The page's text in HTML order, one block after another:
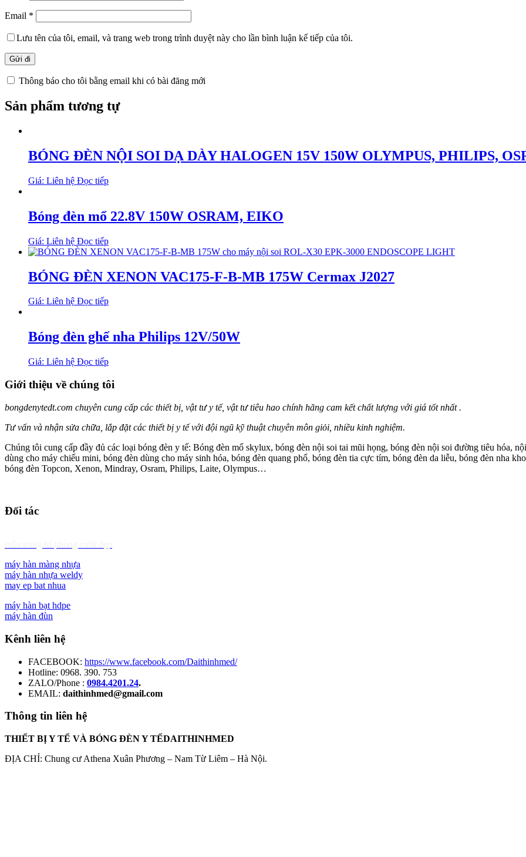
Email *
Lưu tên của tôi, email, và trang web trong trình duyệt này cho lần bình luận kế tiếp của tôi.
Thông báo cho tôi bằng email khi có bài đăng mới
Sản phẩm tương tự
BÓNG ĐÈN NỘI SOI DẠ DÀY HALOGEN 15V 150W OLYMPUS, PHILIPS,
Giá: Liên hệ Đọc tiếp
Bóng đèn mổ 22.8V 150W OSRAM, EIKO
Giá: Liên hệ Đọc tiếp
BÓNG ĐÈN XENON VAC175-F-B-MB 175W Cermax J2027
Giá: Liên hệ Đọc tiếp
Bóng đèn ghế nha Philips 12V/50W
Giá: Liên hệ Đọc tiếp
Giới thiệu về chúng tôi
bongdenytedt.com chuyên cung cấp các thiết bị, vật tư y tế, vật tư tiêu hao chính hãng cam kết chất lượng với giá tốt nhất .
Tư vấn và nhận sửa chữa, lắp đặt các thiết bị y tế với đội ngũ kỹ thuật chuyên môn giỏi, nhiều kinh nghiệm.
Chúng tôi cung cấp đầy đủ các loại bóng đèn y tế: Bóng đèn mổ skylux, bóng đèn nội soi tai mũi họng, bóng đèn nội soi đường tiêu hóa,
dùng cho máy chiếu mini, bóng đèn dùng cho máy sinh hóa, bóng đèn quang phổ, bóng đèn tia cực tím, bóng đèn da liễu, bóng đèn nha
bóng đèn Topcon, Xenon, Mindray, Osram, Philips, Laite, Olympus…
Đối tác
máy hàn màng nhựa
máy hàn nhựa weldy
may ep bat nhua
máy hàn bạt hdpe
máy hàn đùn
Kênh liên hệ
FACEBOOK: https://www.facebook.com/Daithinhmed/
Hotline: 0968. 390. 753
ZALO/Phone : 0984.4201.24.
EMAIL: daithinhmed@gmail.com
Thông tin liên hệ
THIẾT BỊ Y TẾ VÀ BÓNG ĐÈN Y TẾDAITHINHMED
ĐỊA CHỈ: Chung cư Athena Xuân Phương – Nam Từ Liêm – Hà Nội.